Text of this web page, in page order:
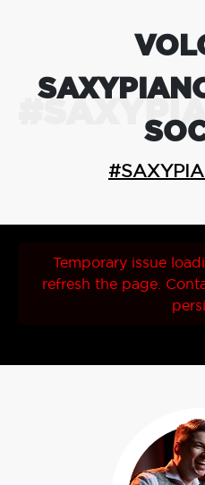
Temporary issue
refresh the page.